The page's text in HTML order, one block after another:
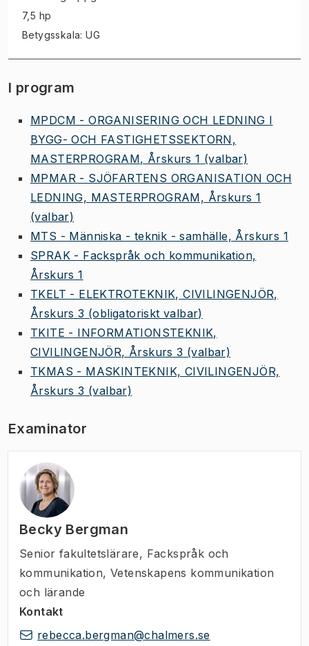
7,5 hp
Betygsskala: UG
I program
MPDCM - ORGANISERING OCH LEDNING I
BYGG- OCH FASTIGHETSSEKTORN,
MASTERPROGRAM, Årskurs 1 (valbar)
MPMAR - SJÖFARTENS ORGANISATION OCH
LEDNING, MASTERPROGRAM, Årskurs 1
(valbar)
MTS - Människa - teknik - samhälle, Årskurs 1
SPRAK - Fackspråk och kommunikation,
Årskurs 1
TKELT - ELEKTROTEKNIK, CIVILINGENJÖR,
Årskurs 3 (obligatoriskt valbar)
TKITE - INFORMATIONSTEKNIK,
CIVILINGENJÖR, Årskurs 3 (valbar)
TKMAS - MASKINTEKNIK, CIVILINGENJÖR,
Årskurs 3 (valbar)
Examinator
Becky Bergman
Senior fakultetslärare, Fackspråk och
kommunikation, Vetenskapens kommunikation
och lärande
Kontakt
rebecca.bergman@chalmers.se